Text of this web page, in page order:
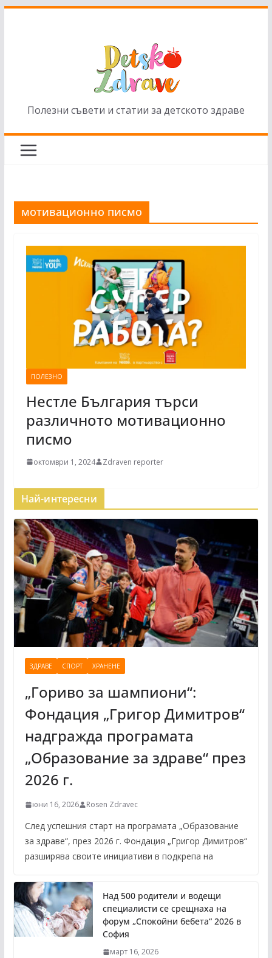
Полезни съвети и статии за детското здраве
мотивационно писмо
ПОЛЕЗНО
Нестле България търси
различното мотивационно
писмо
октомври 1, 2024 Zdraven reporter
Най-интересни
ЗДРАВЕ СПОРТ ХРАНЕНЕ
„Гориво за шампиони“:
Фондация „Григор Димитров“
надгражда програмата
„Образование за здраве“ през
2026 г.
юни 16, 2026 Rosen Zdravec
След успешния старт на програмата „Образование
за здраве“, през 2026 г. Фондация „Григор Димитров“
разширява своите инициативи в подкрепа на
Над 500 родители и водещи
специалисти се срещнаха на
форум „Спокойни бебета“ 2026 в
София
март 16, 2026